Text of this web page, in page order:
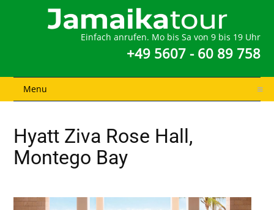
Einfach anrufen. Mo bis Sa von 9 bis 19 Uhr
+49 5607 - 60 89 758
Menu
Hyatt Ziva Rose Hall,
Montego Bay